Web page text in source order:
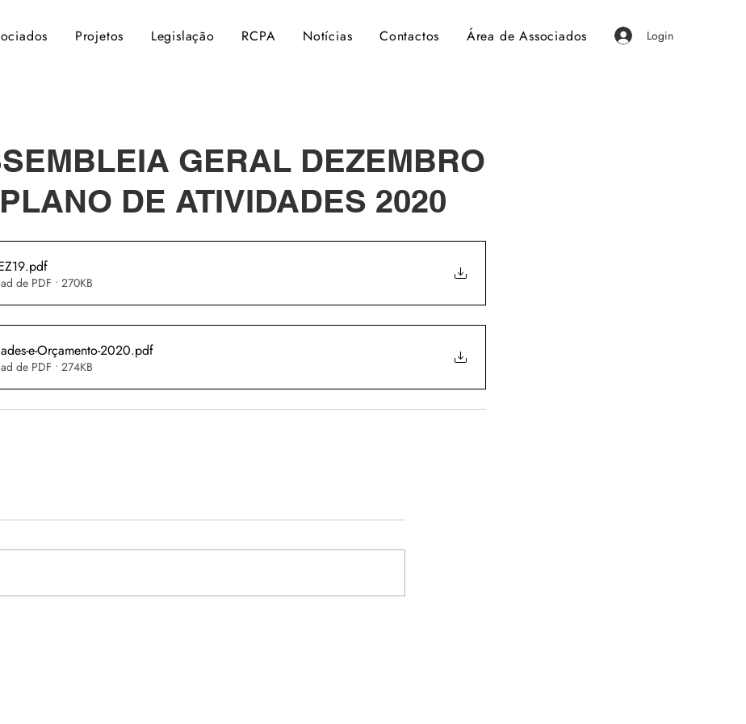
Projetos Legislação RCPA Notícias Contactos Área de Associados Login
GERAL DEZEMBRO
DE ATIVIDADES 2020
.pdf
de PDF • 270KB
e-Orçamento-2020.pdf
de PDF • 274KB